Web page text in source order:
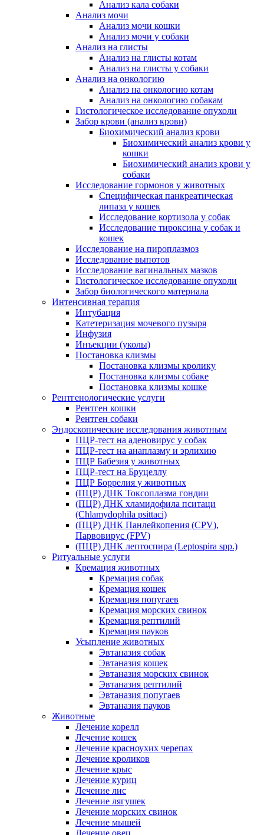
Анализ кала собаки
Анализ мочи
Анализ мочи кошки
Анализ мочи у собаки
Анализ на глисты
Анализ на глисты котам
Анализ на глисты у собаки
Анализ на онкологию
Анализ на онкологию котам
Анализ на онкологию собакам
Гистологическое исследование опухоли
Забор крови (анализ крови)
Биохимический анализ крови
Биохимический анализ крови у
кошки
Биохимический анализ крови у
собаки
Исследование гормонов у животных
Специфическая панкреатическая
липаза у кошек
Исследование кортизола у собак
Исследование тироксина у собак и
кошек
Исследование на пироплазмоз
Исследование выпотов
Исследование вагинальных мазков
Гистологическое исследование опухоли
Забор биологического материала
Интенсивная терапия
Интубация
Катетеризация мочевого пузыря
Инфузия
Инъекции (уколы)
Постановка клизмы
Постановка клизмы кролику
Постановка клизмы собаке
Постановка клизмы кошке
Рентгенологические услуги
Рентген кошки
Рентген собаки
Эндоскопические исследования животным
ПЦР-тест на аденовирус у собак
ПЦР-тест на анаплазму и эрлихию
ПЦР Бабезия у животных
ПЦР-тест на Бруцеллу
ПЦР Боррелия у животных
(ПЦР) ДНК Токсоплазма гондии
(ПЦР) ДНК хламидофила пситаци
(Chlamydophila psittaci)
(ПЦР) ДНК Панлейкопения (CPV),
Парвовирус (FPV)
(ПЦР) ДНК лептоспира (Leptospira spp.)
Ритуальные услуги
Кремация животных
Кремация собак
Кремация кошек
Кремация попугаев
Кремация морских свинок
Кремация рептилий
Кремация пауков
Усыпление животных
Эвтаназия собак
Эвтаназия кошек
Эвтаназия морских свинок
Эвтаназия рептилий
Эвтаназия попугаев
Эвтаназия пауков
Животные
Лечение корелл
Лечение кошек
Лечение красноухих черепах
Лечение кроликов
Лечение крыс
Лечение куриц
Лечение лис
Лечение лягушек
Лечение морских свинок
Лечение мышей